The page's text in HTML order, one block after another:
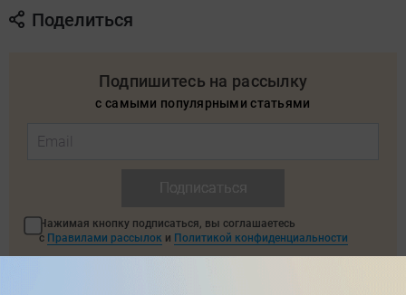
Поделиться
Подпишитесь на рассылку
с самыми популярными статьями
Нажимая кнопку подписаться, вы соглашаетесь
с Правилами рассылок и Политикой конфиденциальности